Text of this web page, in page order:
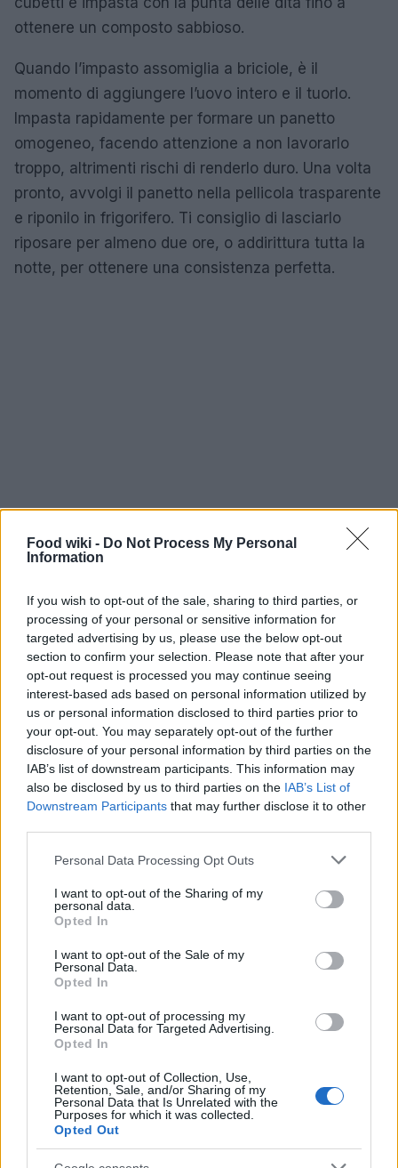
Food wiki - Do Not Process My Personal
Information
If you wish to opt-out of the sale, sharing to third parties, or
processing of your personal or sensitive information for
targeted advertising by us, please use the below opt-out
section to confirm your selection. Please note that after your
opt-out request is processed you may continue seeing
interest-based ads based on personal information utilized by
us or personal information disclosed to third parties prior to
your opt-out. You may separately opt-out of the further
disclosure of your personal information by third parties on the
IAB’s list of downstream participants. This information may
also be disclosed by us to third parties on the IAB’s List of
Downstream Participants that may further disclose it to other
Please note that this website/app uses one or more Google
not limited to your visit or usage behaviour. You may click to
grant or deny consent to Google and its third-party tags to
use your data for below specified purposes in below Google
consent section.
Personal Data Processing Opt Outs
I want to opt-out of the Sharing of my
personal data.
Opted In
I want to opt-out of the Sale of my
Personal Data.
Opted In
I want to opt-out of processing my
Personal Data for Targeted Advertising.
Opted In
I want to opt-out of Collection, Use,
Retention, Sale, and/or Sharing of my
Personal Data that Is Unrelated with the
Purposes for which it was collected.
Opted Out
ottenere un composto sabbioso.
Quando l’impasto assomiglia a briciole, è il
momento di aggiungere l’uovo intero e il tuorlo.
Impasta rapidamente per formare un panetto
omogeneo, facendo attenzione a non lavorarlo
troppo, altrimenti rischi di renderlo duro. Una volta
pronto, avvolgi il panetto nella pellicola trasparente
e riponilo in frigorifero. Ti consiglio di lasciarlo
riposare per almeno due ore, o addirittura tutta la
notte, per ottenere una consistenza perfetta.
Utilizzi e abbinamenti della pasta frolla
al cacao
La pasta frolla al cacao è incredibilmente versatile.
Puoi usarla per preparare biscotti croccanti, ideali
da inzuppare nel latte o nel tè, oppure come base
per crostate dal ripieno goloso.Hai già pensato a
quali abbinamenti provare?I ripieni classici
includono ricotta e pere, marmellate di frutti di
torta al cioccolato, una deliziosa variante della
tradizionale torta della nonna.
puoi sostituire una parte della farina con ingredienti
alternativi. Ad esempio, se stai preparando una
versione vegana o senza glutine, puoi sostituire
fino a 30 grammi di farina con cacao, mantenendo
frolla al cacao si conserva in frigorifero per 3-4
giorni e può essere congelata fino a due mesi!
Tempi di cottura e consigli utili